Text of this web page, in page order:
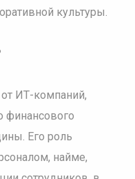
культуры.
от ИТ-компаний,
финансового
Его роль
найме,